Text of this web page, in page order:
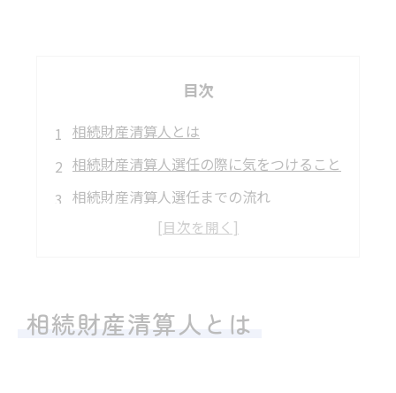
目次
相続財産清算人とは
相続財産清算人選任の際に気をつけること
相続財産清算人選任までの流れ
相続財産清算人選任後の流れ
相続財産清算人とは